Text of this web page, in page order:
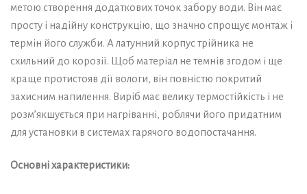
метою створення додаткових точок забору води. Він має
просту і надійну конструкцію, що значно спрощує монтаж і
термін його служби. А латунний корпус трійника не
схильний до корозії. Щоб матеріал не темнів згодом і ще
краще протистояв дії вологи, він повністю покритий
захисним напилення. Виріб має велику термостійкість і не
розм’якшується при нагріванні, роблячи його придатним
для установки в системах гарячого водопостачання.
Основні характеристики: